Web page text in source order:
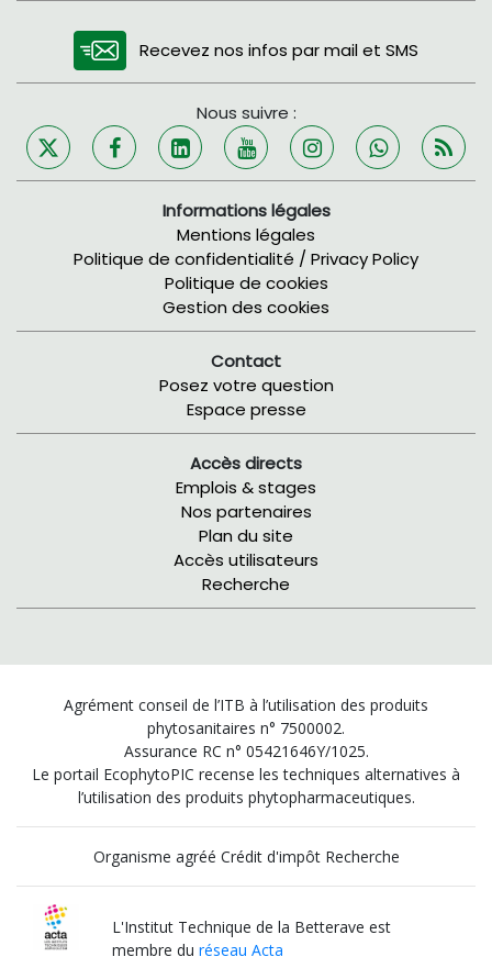
Recevez nos infos par mail et SMS
Nous suivre :
Informations légales
Mentions légales
Politique de confidentialité / Privacy Policy
Politique de cookies
Gestion des cookies
Contact
Posez votre question
Espace presse
Accès directs
Emplois & stages
Nos partenaires
Plan du site
Accès utilisateurs
Recherche
Agrément conseil de l’ITB à l’utilisation des produits
phytosanitaires n° 7500002.
Assurance RC n° 05421646Y/1025.
Le portail EcophytoPIC recense les techniques alternatives à
l’utilisation des produits phytopharmaceutiques.
Organisme agréé Crédit d'impôt Recherche
L'Institut Technique de la Betterave est
membre duréseau Acta